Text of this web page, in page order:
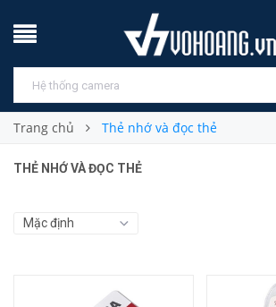
Trang chủ Thẻ nhớ và đọc thẻ
THẺ NHỚ VÀ ĐỌC THẺ